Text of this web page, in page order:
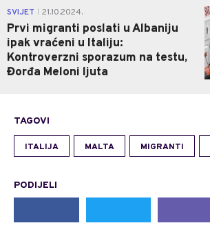
SVIJET 21.10.2024.
Prvi migranti poslati u Albaniju
ipak vraćeni u Italiju:
Kontroverzni sporazum na testu,
Đorđa Meloni ljuta
TAGOVI
ITALIJA MALTA MIGRANTI
PODIJELI